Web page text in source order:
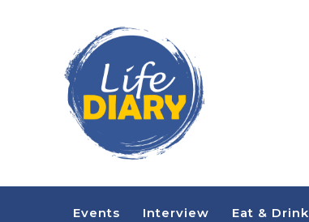
Events Interview Eat & Drink